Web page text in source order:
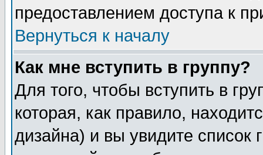
предоставлением доступа к
Вернуться к началу
Как мне вступить в группу?
Для того, чтобы вступить в
которая, как правило,
дизайна) и вы увидите список